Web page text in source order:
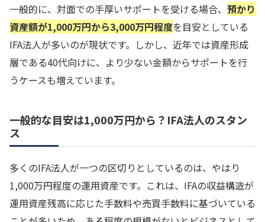
一般的に、対面での手厚いサポートを受ける場合、 預かり
資産額が1,000万円から3,000万円程度を目安としている
IFA法人が多いのが現状です。しかし、近年では資産形成
層である40代向けに、より少ない金額からサポートを行
うケースも増えています。
一般的な目安は1,000万円から？IFA法人のスタン
ス
多くのIFA法人が一つの区切りとしているのは、やはり
1,000万円程度の運用資産です。これは、IFAの収益構造が
運用資産残高に応じた手数料や売買手数料に基づいている